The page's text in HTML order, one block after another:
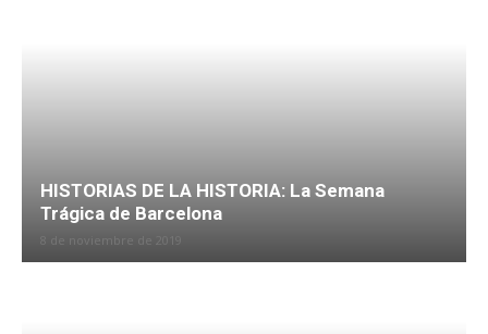
HISTORIAS DE LA HISTORIA: La Semana
Trágica de Barcelona
8 de noviembre de 2019